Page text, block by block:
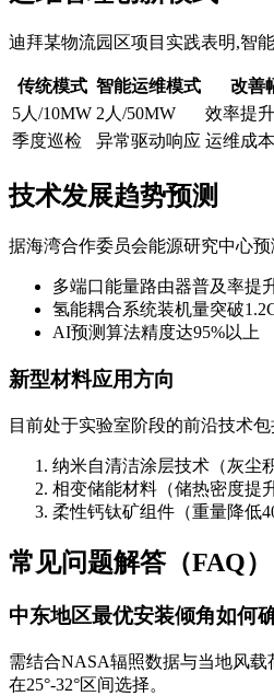
迪拜某物流园区项目实践表明,智
传统模式 智能运维模式
改善
5人/10MW 2人/50MW
效率提
季度巡检
异常驱动响应 运维成
技术发展趋势预测
据海湾合作委员会能源研究中心预
多端口能量路由器普及率提
氢能耦合系统装机量突破
AI预测算法精度达95%以上
新型材料应用方向
目前处于实验室阶段的前沿技术包
纳米自清洁涂层技术（灰尘
相变储能材料（储热密度提
柔性钙钛矿组件（重量降低
常见问题解答（FAQ）
中东地区最优安装倾角如何
需结合NASA辐照数据与当地风载
在25°-32°区间选择。